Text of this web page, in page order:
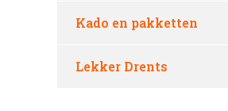
Kado en pakketten
Lekker Drents